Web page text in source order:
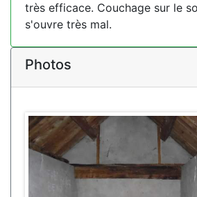
très efficace. Couchage sur le
s'ouvre très mal.
Photos